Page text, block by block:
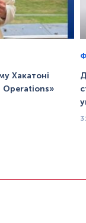
Хакатоні
Operations»